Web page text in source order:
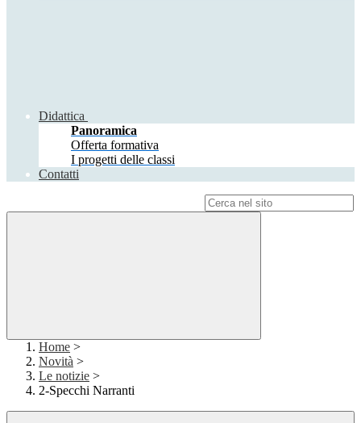
Didattica
Panoramica
Offerta formativa
I progetti delle classi
Contatti
Home >
Novità >
Le notizie >
2-Specchi Narranti